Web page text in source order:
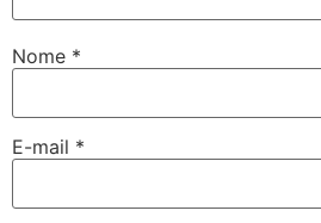
Nome *
E-mail *